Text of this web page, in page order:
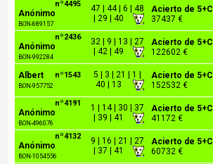
nº4495
Anónimo
BON-689157
47 | 44 | 6 | 48
| 29 | 40
Acierto de 5+C
37437 €
nº2436
Anónimo
BON-992284
32 | 9 | 13 | 27
| 42 | 49
Acierto de 5+C
122602 €
nº1543
Albert
BON-957752
5 | 3 | 21 | 1 |
40 | 13
Acierto de 5+C
152532 €
nº4191
Anónimo
BON-496076
1 | 14 | 30 | 37
| 39 | 41
Acierto de 5+C
41172 €
nº4132
Anónimo
BON-1054556
9 | 16 | 21 | 27
| 37 | 41
Acierto de 5+C
60732 €